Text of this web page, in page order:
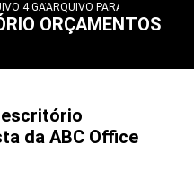
4 GAVETAS PARA ESCRITORIOS
ARQUIVO PARA
ORÇAMENTOS
escritório
da ABC Office